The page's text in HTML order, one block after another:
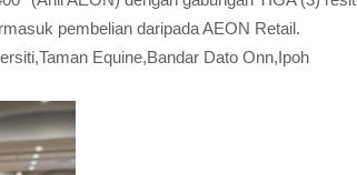
pembelian daripada AEON Retail.
Equine,Bandar Dato Onn,Ipoh